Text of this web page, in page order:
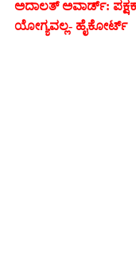
ಅದಾಲತ್ ಅವಾರ್ಡ್‌:
ಯೋಗ್ಯವಲ್ಲ- ಹೈಕೋರ್ಟ್‌